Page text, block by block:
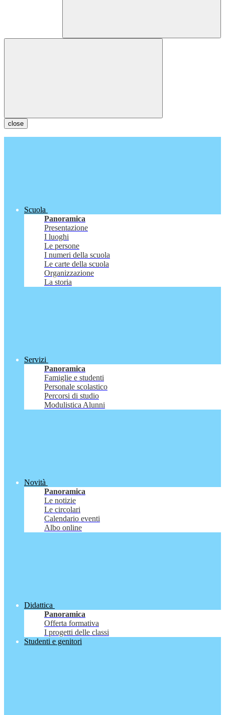
close
Scuola
Panoramica
Presentazione
I luoghi
Le persone
I numeri della scuola
Le carte della scuola
Organizzazione
La storia
Servizi
Panoramica
Famiglie e studenti
Personale scolastico
Percorsi di studio
Modulistica Alunni
Novità
Panoramica
Le notizie
Le circolari
Calendario eventi
Albo online
Didattica
Panoramica
Offerta formativa
I progetti delle classi
Studenti e genitori